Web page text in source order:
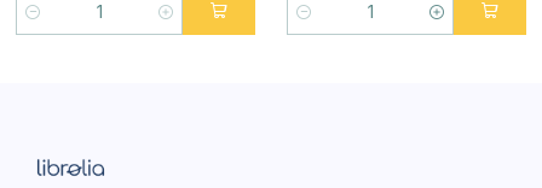
Cantidad Cantidad